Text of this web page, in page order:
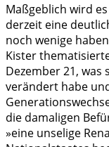
Maßgeblich wird
derzeit eine
noch wenige
Kister
Dezember 21, was
verändert habe
die damaligen
»eine unselige